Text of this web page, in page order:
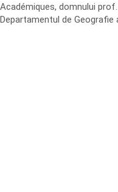
Académiques, domnului
Departamentul de